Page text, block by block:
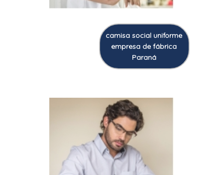
camisa social uniforme
empresa de fábrica
Paraná